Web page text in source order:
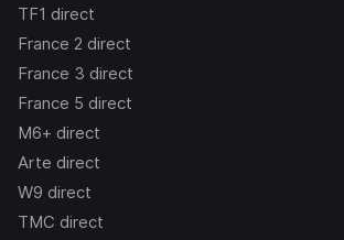
TF1 direct
France 2 direct
France 3 direct
France 5 direct
M6+ direct
Arte direct
W9 direct
TMC direct